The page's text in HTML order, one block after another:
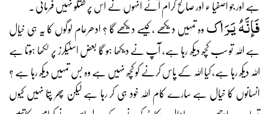
ہے اور جو اصفیا ء اور صالح کرام آئے انہوں نے اس پر گفتگو نہیں فرمائی ۔
فَإنَّہُ یَرَاکوہ تمہیں دیکھے ،کیسے دیکھے گا ؟ ادھرعام لوگوں کا یہ ہی خیال
ہے اللہ تو سب کچھ دیکھ رہا ہے، آپ نے دیکھا ہو گا بعض اسٹیکرز پر لکھا ہوتا ہے
اللہ دیکھ رہا ہے، کیا اللہ کے پاس کرنے کو کچھ نہیں ہے وہ بس تمہیں دیکھ رہا ہے ؟
انسانوں کا خیال ہے سارے کام اللہ خود ہی کر رہا ہے لیکن پھر پتا نہیں کیوں